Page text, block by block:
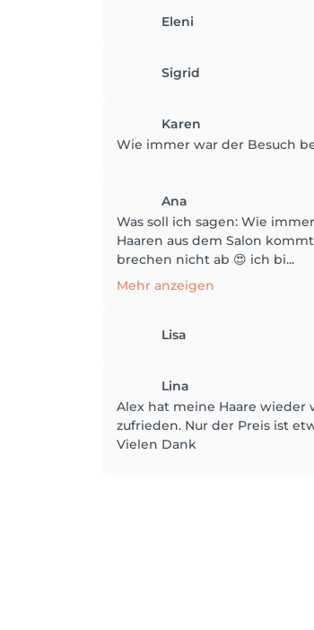
Eleni
Sigrid
Karen
Wie immer war der Besuch
Ana
Was soll ich sagen: Wie
Haaren aus dem Salon
brechen nicht ab 😍 ich bi...
Mehr anzeigen
Lisa
Lina
Alex hat meine Haare wieder
zufrieden. Nur der Preis ist
Vielen Dank